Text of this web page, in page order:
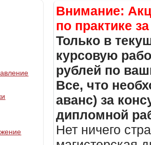
Внимание:
по практике
Только в
курсовую
рублей по
Все, что
аванс) за
дипломной
Нет ничего